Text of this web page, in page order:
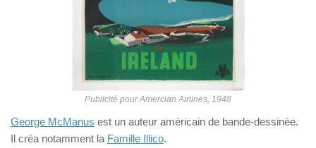
Publicité pour Amercian Airlines, 1948
George McManus est un auteur américain de bande-dessinée.
Il créa notamment la Famille Illico.